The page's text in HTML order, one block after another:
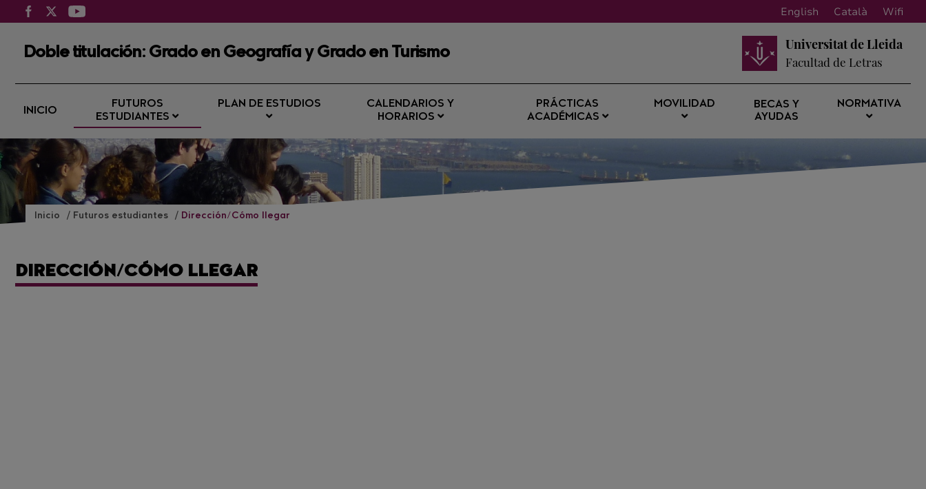
English Català Wifi
Doble titulación: Grado en Geografía y Grado en Turismo
Universitat de Lleida
Facultad de Letras
INICIO
FUTUROS
ESTUDIANTES
PLAN DE ESTUDIOS
CALENDARIOS Y
HORARIOS
PRÁCTICAS
ACADÉMICAS
MOVILIDAD
BECAS Y
AYUDAS
NORMATIVA
Inicio Futuros estudiantes Dirección/Cómo llegar
DIRECCIÓN/CÓMO LLEGAR